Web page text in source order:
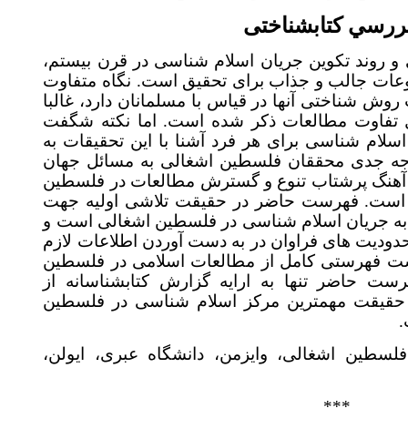
كتابشناختی
تكوين جریان اسلام شناسی در قرن بیستم،
جالب و جذاب برای تحقیق است. نگاه متفاوت
آنها در قیاس با مسلمانان دارد، غالبا
تفاوت مطالعات ذکر شده است. اما نکته شگفت
شناسی برای هر فرد آشنا با این تحقیقات به
جدی محققان فلسطین اشغالی به مسائل جهان
پرشتاب تنوع و گسترش مطالعات در فلسطین
فهرست حاضر در حقیقت تلاشی اولیه جهت
جریان اسلام شناسی در فلسطین اشغالی است و
های فراوان در به دست آوردن اطلاعات لازم
فهرستی کامل از مطالعات اسلامی در فلسطین
حاضر تنها به ارایه گزارش کتابشناسانه از
مهمترین مرکز اسلام شناسی در فلسطین
اشغالی، وایزمن، دانشگاه عبری، ایولن،
***